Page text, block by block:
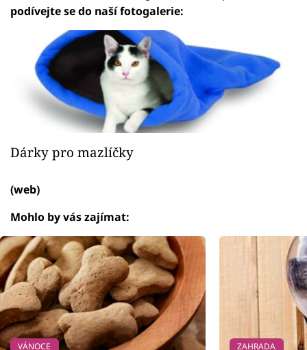
podívejte se do naší fotogalerie:
Dárky pro mazlíčky
(web)
Mohlo by vás zajímat:
VÁNOCE ZAHRADA